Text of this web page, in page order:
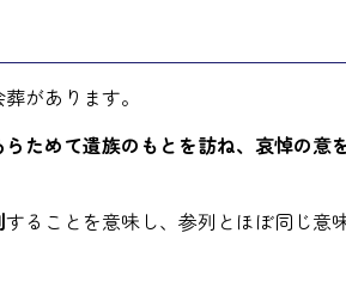
があります。
ためて遺族のもとを訪ね、哀悼の意
することを意味し、参列とほぼ同じ意